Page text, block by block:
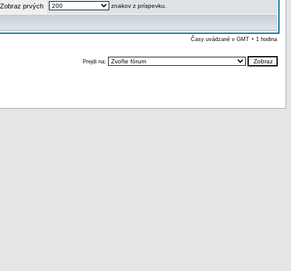
Zobraz prvých znakov z príspevku.
Časy uvádzané v GMT + 1 hodina
Prejdi na: